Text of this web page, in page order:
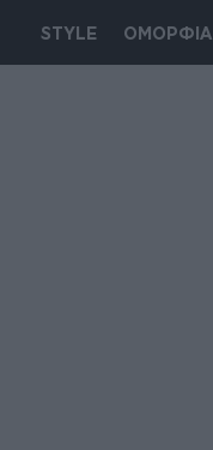
STYLE ΟΜΟΡΦΙΑ